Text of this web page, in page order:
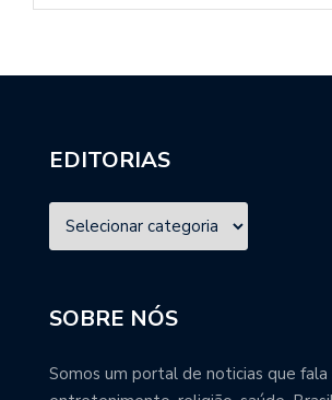
EDITORIAS
SOBRE NÓS
Somos um portal de noticias que